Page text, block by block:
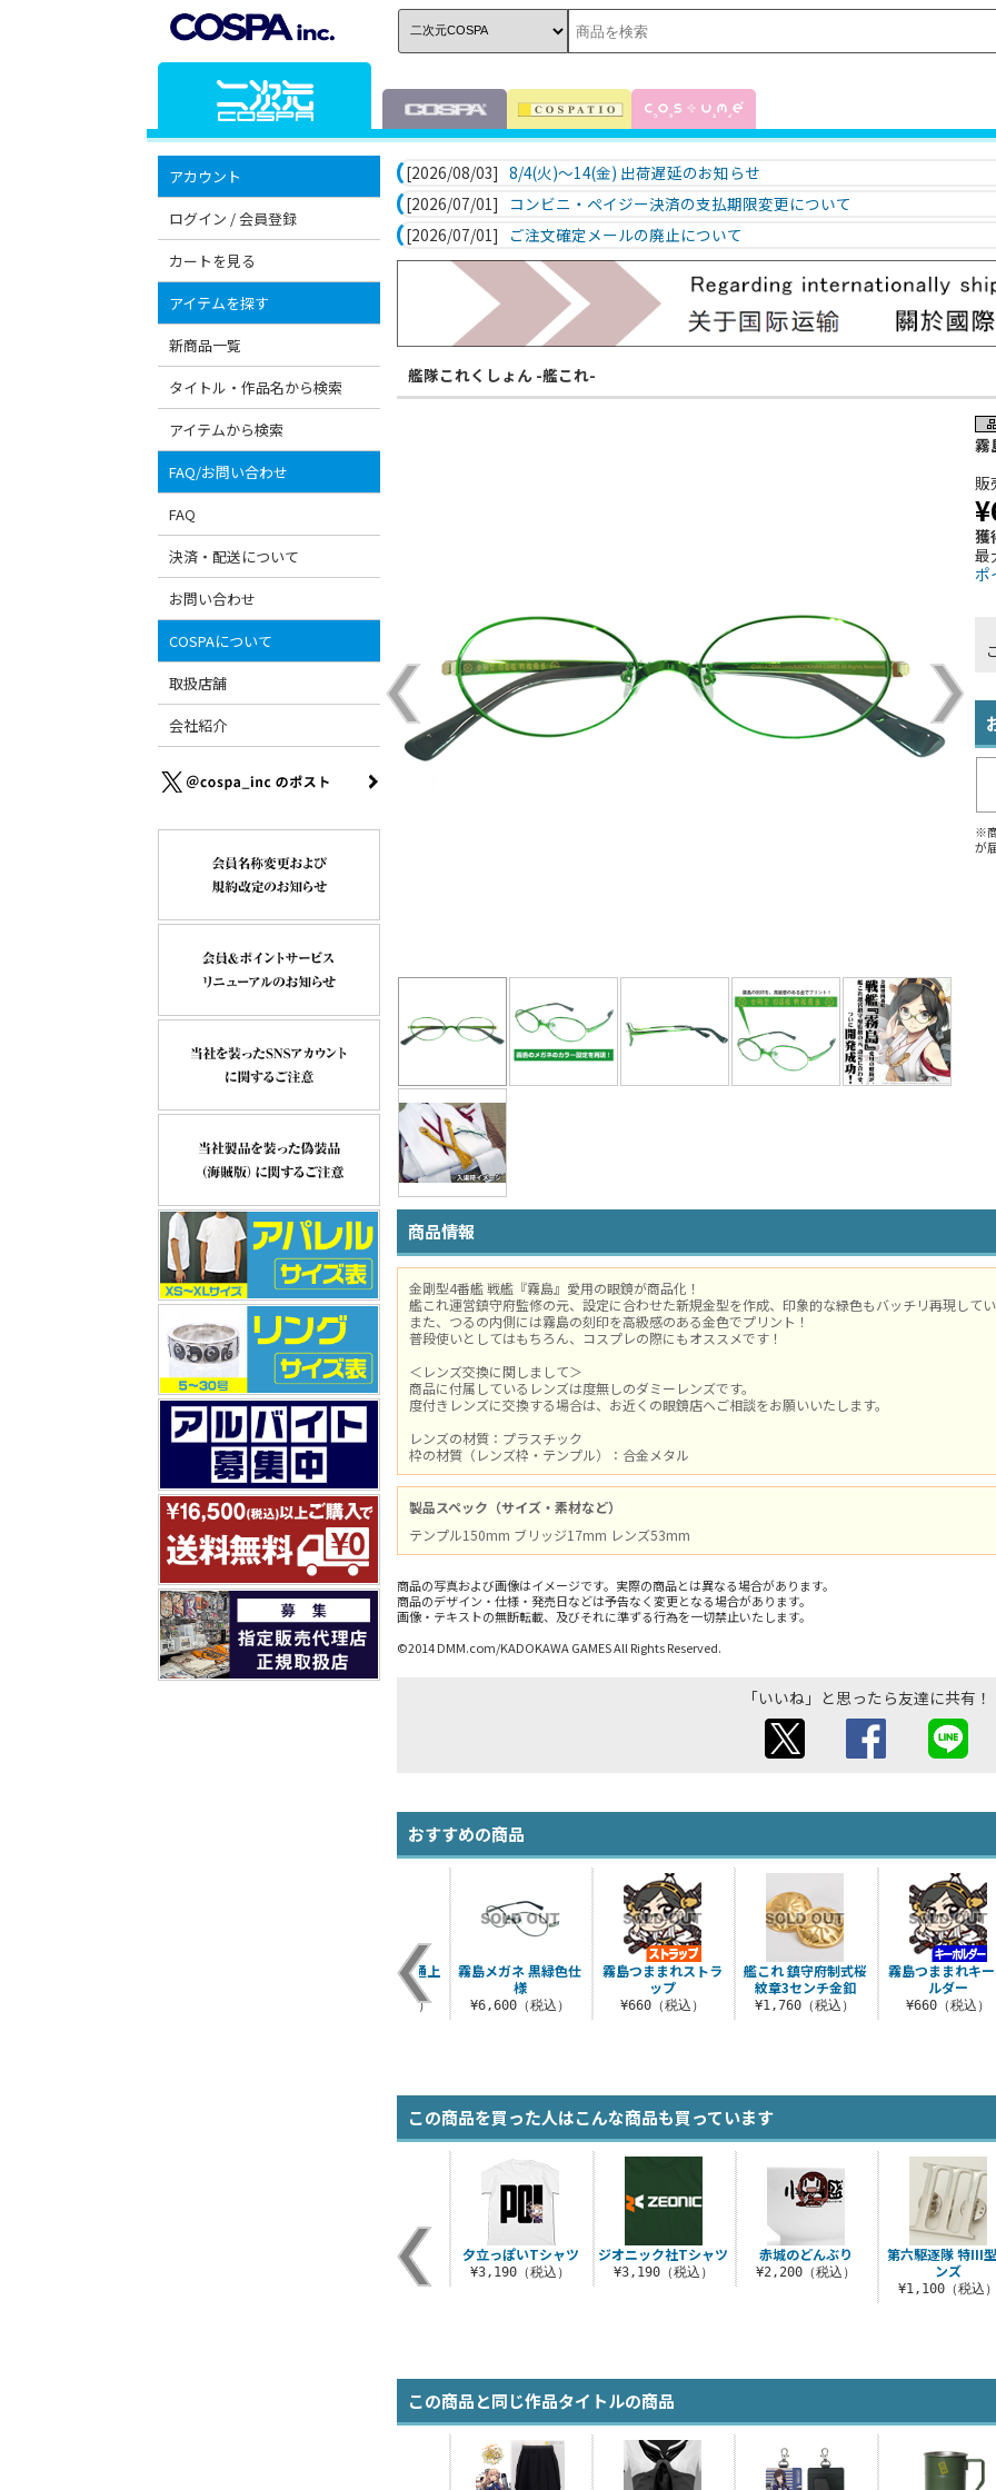
アカウント
ログイン / 会員登録
カートを見る
アイテムを探す
新商品一覧
タイトル・作品名から検索
アイテムから検索
FAQ/お問い合わせ
FAQ
決済・配送について
お問い合わせ
COSPAについて
取扱店舗
会社紹介
[2026/08/03] 8/4(火)～14(金) 出荷遅延のお知らせ
[2026/07/01]
コンビニ・ペイジー決済の支払期限変更について
[2026/07/01]
ご注文確定メールの廃止について
艦隊これくしょん -艦これ-
霧
販
獲
最
ポ
※
が
商品情報
金剛型4番艦 戦艦『霧島』愛用の眼鏡が商品化！
艦これ運営鎮守府監修の元、設定に合わせた新規金型を作成、印象的な緑色もバッチリ再現して
また、つるの内側には霧島の刻印を高級感のある金色でプリント！
普段使いとしてはもちろん、コスプレの際にもオススメです！
＜レンズ交換に関しまして＞
商品に付属しているレンズは度無しのダミーレンズです。
度付きレンズに交換する場合は、お近くの眼鏡店へご相談をお願いいたします。
レンズの材質：プラスチック
枠の材質（レンズ枠・テンプル）：合金メタル
製品スペック（サイズ・素材など）
テンプル150mm ブリッジ17mm レンズ53mm
商品の写真および画像はイメージです。実際の商品とは異なる場合があります。
商品のデザイン・仕様・発売日などは予告なく変更となる場合があります。
画像・テキストの無断転載、及びそれに準ずる行為を一切禁止いたします。
©2014 DMM.com/KADOKAWA GAMES All Rights Reserved.
「いいね」と思ったら友達に共有！
おすすめの商品
艦これ 鎮守府制式桜
紋章3センチ金釦
¥1,760（税込）
霧島つままれキ
ルダー
¥660（税込）
艦これ 金剛型 共通上
着セット
¥47,300（税込）
霧島メガネ 黒緑色仕
様
¥6,600（税込）
霧島つままれストラ
ップ
¥660（税込）
この商品を買った人はこんな商品も買っています
赤城のどんぶり
¥2,200（税込）
第六駆逐隊 特III
ンズ
¥1,100（税込
満開Tシャツ
¥3,190（税込）
夕立っぽいTシャツ
¥3,190（税込）
ジオニック社Tシャツ
¥3,190（税込）
この商品と同じ作品タイトルの商品